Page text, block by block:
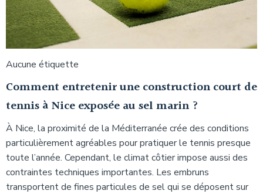
Aucune étiquette
Comment entretenir une construction court de
tennis à Nice exposée au sel marin ?
À Nice, la proximité de la Méditerranée crée des conditions
particulièrement agréables pour pratiquer le tennis presque
toute l’année. Cependant, le climat côtier impose aussi des
contraintes techniques importantes. Les embruns
transportent de fines particules de sel qui se déposent sur